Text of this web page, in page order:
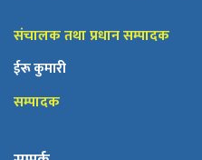
संचालक तथा प्रधान सम्पादक
ईरू कुमारी
सम्पादक